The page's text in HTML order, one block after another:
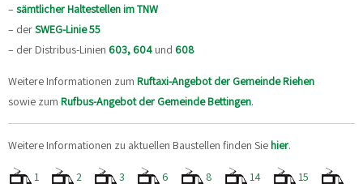
– sämtlicher Haltestellen im TNW
– derSWEG-Linie 55
– der Distribus-Linien 603, 604 und 608
Weitere Informationen zum Ruftaxi-Angebot der Gemeinde Riehen
sowie zum Rufbus-Angebot der Gemeinde Bettingen.
Weitere Informationen zu aktuellen Baustellen finden Siehier.
1 2 3 6 8 14
15